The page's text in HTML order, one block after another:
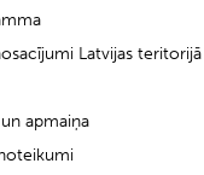
Latvijas teritorijā
apmaiņa